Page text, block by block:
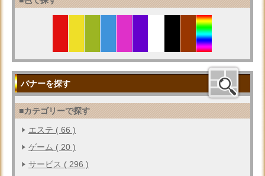
バナーを探す
■カテゴリーで探す
エステ ( 66 )
ゲーム ( 20 )
サービス ( 296 )